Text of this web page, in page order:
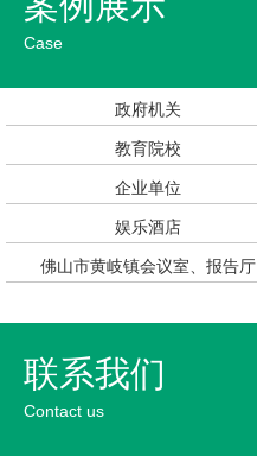
Case
政府机关
教育院校
企业单位
娱乐酒店
佛山市黄岐镇会议室、报告厅
联系我们
Contact us